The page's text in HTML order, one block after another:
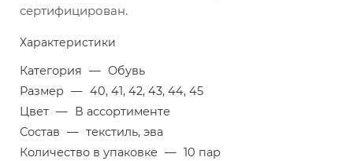
сертифицирован.
Характеристики
Категория — Обувь
Размер — 40, 41, 42, 43, 44, 45
Цвет — В ассортименте
Состав — текстиль, эва
Количество в упаковке — 10 пар